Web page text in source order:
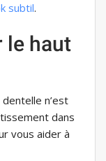
subtil.
le haut
n’est
dans
vous aider à